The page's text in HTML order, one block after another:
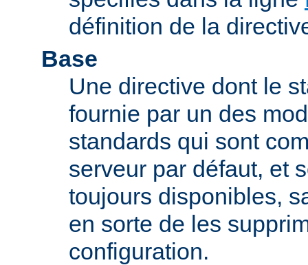
définition de la
Base
Une directive dont le
fournie par un des
standards qui sont
serveur par défaut, et
toujours disponibles,
en sorte de les
configuration.